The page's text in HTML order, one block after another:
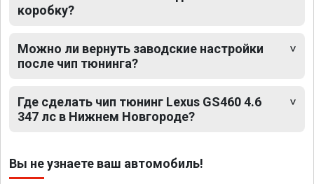
коробку?
Можно ли вернуть заводские настройки
после чип тюнинга?
Где сделать чип тюнинг Lexus GS460 4.6
347 лс в Нижнем Новгороде?
Вы не узнаете ваш автомобиль!